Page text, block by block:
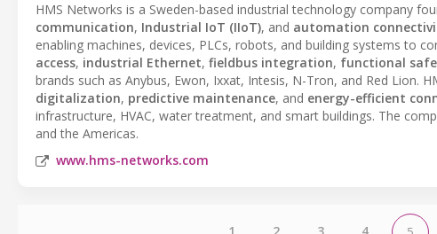
HMS Networks is a Sweden-based industrial technology company
communication, Industrial IoT (IIoT), and automation
enabling machines, devices, PLCs, robots, and building systems to
access, industrial Ethernet, fieldbus integration, functional
brands such as Anybus, Ewon, Ixxat, Intesis, N-Tron, and Red Lion.
digitalization, predictive maintenance, and energy-efficient
infrastructure, HVAC, water treatment, and smart buildings. The
and the Americas.
www.hms-networks.com